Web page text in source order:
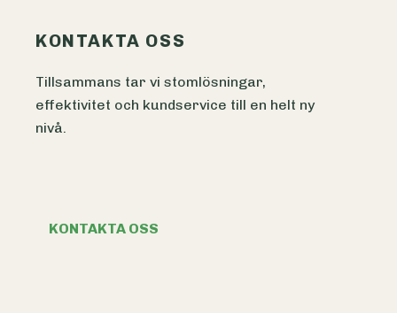
KONTAKTA OSS
Tillsammans tar vi stomlösningar,
effektivitet och kundservice till en helt ny
nivå.
KONTAKTA OSS